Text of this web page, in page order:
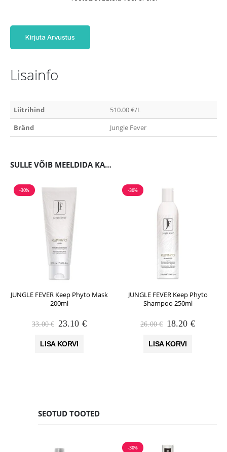
Kirjuta Arvustus
Lisainfo
Liitrihind
510.00 €/L
Bränd
Jungle Fever
SULLE VÕIB MEELDIDA KA…
-30%
JUNGLE FEVER Keep Phyto Mask
200ml
33.00€ Algne
oli:
23.10 €Praegune
LISA KORVI
-30%
JUNGLE FEVER Keep Phyto
Shampoo 250ml
26.00€ Algne
oli:
18.20 €
LISA KORVI
SEOTUD TOOTED
-30%